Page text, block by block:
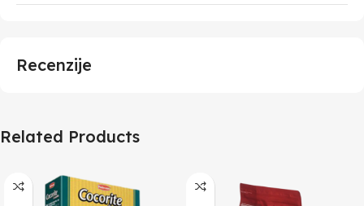
Recenzije
Related Products